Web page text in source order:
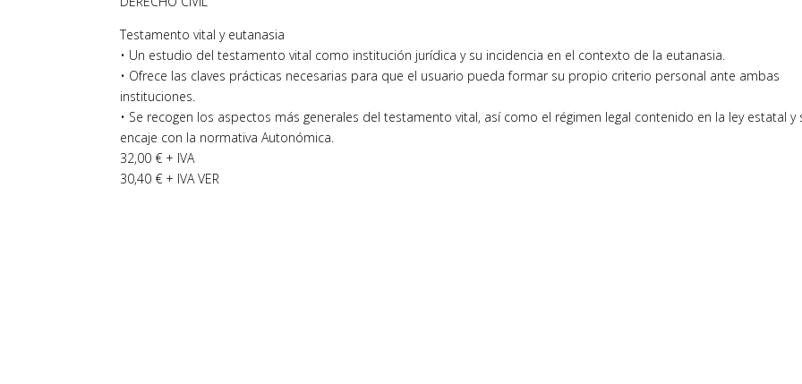
Testamento vital y eutanasia
• Un estudio del testamento vital como institución jurídica y su incidencia en el contexto de la eutanasia.
• Ofrece las claves prácticas necesarias para que el usuario pueda formar su propio criterio personal ante ambas
instituciones.
• Se recogen los aspectos más generales del testamento vital, así como el régimen legal contenido en la ley estatal y
encaje con la normativa Autonómica.
32,00 € + IVA
30,40 € + IVA VER